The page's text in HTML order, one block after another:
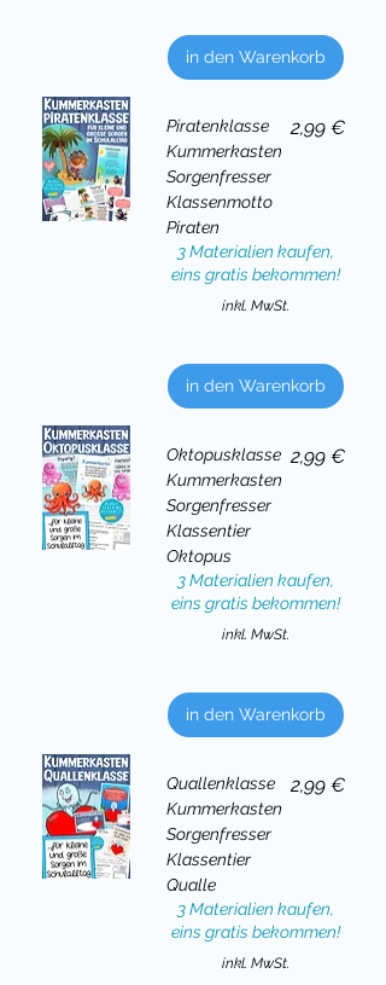
in den Warenkorb
Piratenklasse
Kummerkasten
Sorgenfresser
Klassenmotto
Piraten
Preis
2,99 €
3 Materialien kaufen,
eins gratis bekommen!
inkl. MwSt.
in den Warenkorb
Oktopusklasse
Kummerkasten
Sorgenfresser
Klassentier
Oktopus
Preis
2,99 €
3 Materialien kaufen,
eins gratis bekommen!
inkl. MwSt.
in den Warenkorb
Quallenklasse
Kummerkasten
Sorgenfresser
Klassentier
Qualle
Preis
2,99 €
3 Materialien kaufen,
eins gratis bekommen!
inkl. MwSt.